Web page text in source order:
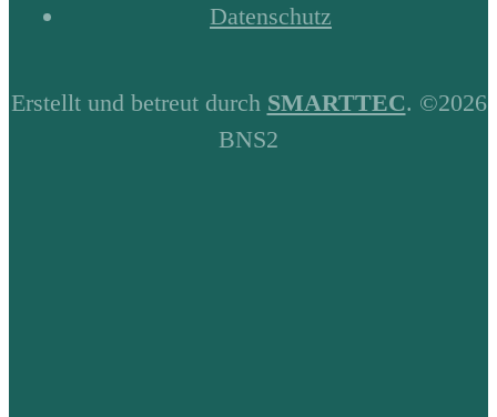
Datenschutz
Erstellt und betreut durch SMARTTEC. ©2026
BNS2